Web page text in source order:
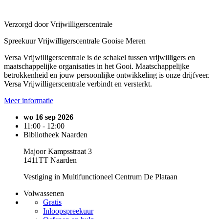
Verzorgd door Vrijwilligerscentrale
Spreekuur Vrijwilligerscentrale Gooise Meren
Versa Vrijwilligerscentrale is de schakel tussen vrijwilligers en
maatschappelijke organisaties in het Gooi. Maatschappelijke
betrokkenheid en jouw persoonlijke ontwikkeling is onze drijfveer.
Versa Vrijwilligerscentrale verbindt en versterkt.
Meer informatie
wo 16 sep 2026
11:00 - 12:00
Bibliotheek Naarden
Majoor Kampsstraat 3
1411TT Naarden
Vestiging in Multifunctioneel Centrum De Plataan
Volwassenen
Gratis
Inloopspreekuur